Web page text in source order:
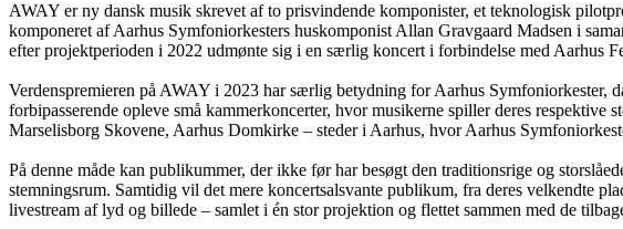
AWAY er ny dansk musik skrevet af to prisvindende komponister, et teknologisk
komponeret af Aarhus Symfoniorkesters huskomponist Allan Gravgaard Madsen i
efter projektperioden i 2022 udmønte sig i en særlig koncert i forbindelse med Aarhus
Verdenspremieren på AWAY i 2023 har særlig betydning for Aarhus
forbipasserende opleve små kammerkoncerter, hvor musikerne spiller deres
Marselisborg Skovene, Aarhus Domkirke – steder i Aarhus, hvor Aarhus
På denne måde kan publikummer, der ikke før har besøgt den traditionsrige og
stemningsrum. Samtidig vil det mere koncertsalsvante publikum, fra deres velkendte
livestream af lyd og billede – samlet i én stor projektion og flettet sammen med de